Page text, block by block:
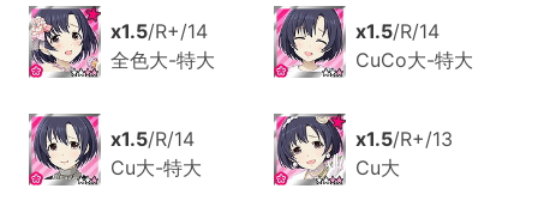
x1.5/R+/14
全色大-特大
x1.5/R/14
CuCo大-特大
x1.5/R/14
Cu大-特大
x1.5/R+/13
Cu大